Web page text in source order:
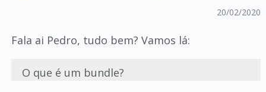
20/02/2020
Fala ai Pedro, tudo bem? Vamos lá:
O que é um bundle?